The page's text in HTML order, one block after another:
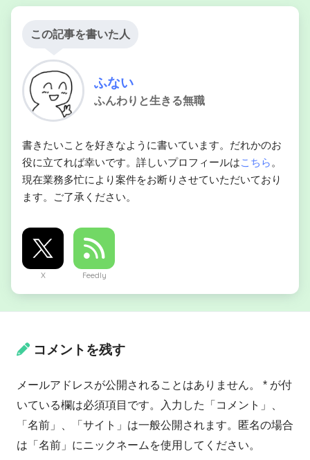
この記事を書いた人
ふない
ふんわりと生きる無職
書きたいことを好きなように書いています。だれかのお
役に立てれば幸いです。詳しいプロフィールはこちら。
現在業務多忙により案件をお断りさせていただいており
ます。ご了承ください。
X Feedly
コメントを残す
メールアドレスが公開されることはありません。 * が付
いている欄は必須項目です。入力した「コメント」、
「名前」、「サイト」は一般公開されます。匿名の場合
は「名前」にニックネームを使用してください。